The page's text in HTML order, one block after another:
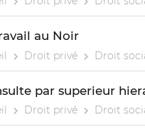
au Noir
Droit privé Droit
par superieur
Droit privé Droit